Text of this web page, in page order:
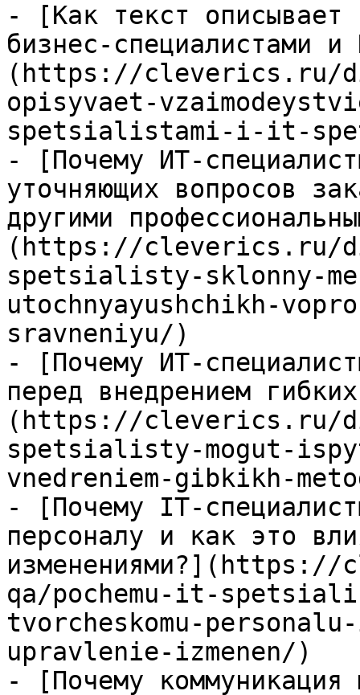
- [Как текст описывает
бизнес-специалистами
(https://cleverics.ru/
opisyvaet-
spetsialistami-i-it-
- [Почему ИТ-
уточняющих вопросов
другими
(https://cleverics.ru/
spetsialisty-sklonny-
utochnyayushchikh-
sravneniyu/)
- [Почему ИТ-
перед внедрением
(https://cleverics.ru/
spetsialisty-mogut-
vnedreniem-gibkikh-
- [Почему IT-
персоналу и как это
qa/pochemu-it-
tvorcheskomu-
upravlenie-izmenen/)
- [Почему коммуникация